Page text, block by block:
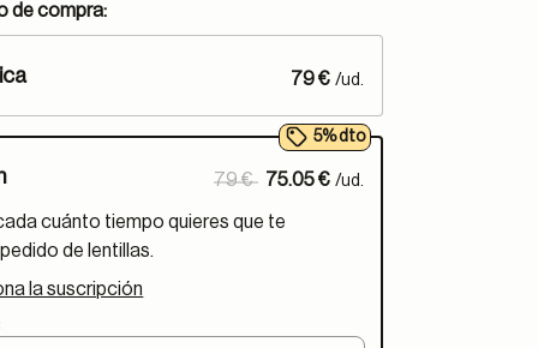
de compra:
79 € /ud.
Price reduced from
79 €to
75.05 € /ud.
5% dto
cuánto tiempo quieres que te
de lentillas.
la suscripción